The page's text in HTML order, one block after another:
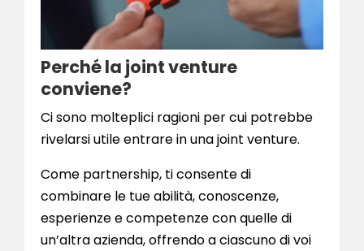
Perché la joint venture
conviene?
Ci sono molteplici ragioni per cui potrebbe
rivelarsi utile entrare in una joint venture.
Come partnership, ti consente di
combinare le tue abilità, conoscenze,
esperienze e competenze con quelle di
un’altra azienda, offrendo a ciascuno di voi